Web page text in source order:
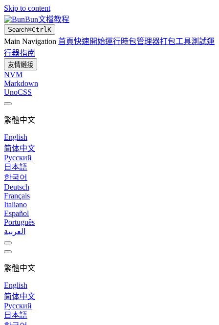
Skip to content
Bun文檔教程
Search⌘CtrlK
Main Navigation 首頁快速開始運行時包管理器打包工具測試運
行器指南
友情鏈接
NVM
Markdown
UnoCSS
繁體中文
English
简体中文
Русский
日本語
한국어
Deutsch
Français
Italiano
Español
Português
العربية
繁體中文
English
简体中文
Русский
日本語